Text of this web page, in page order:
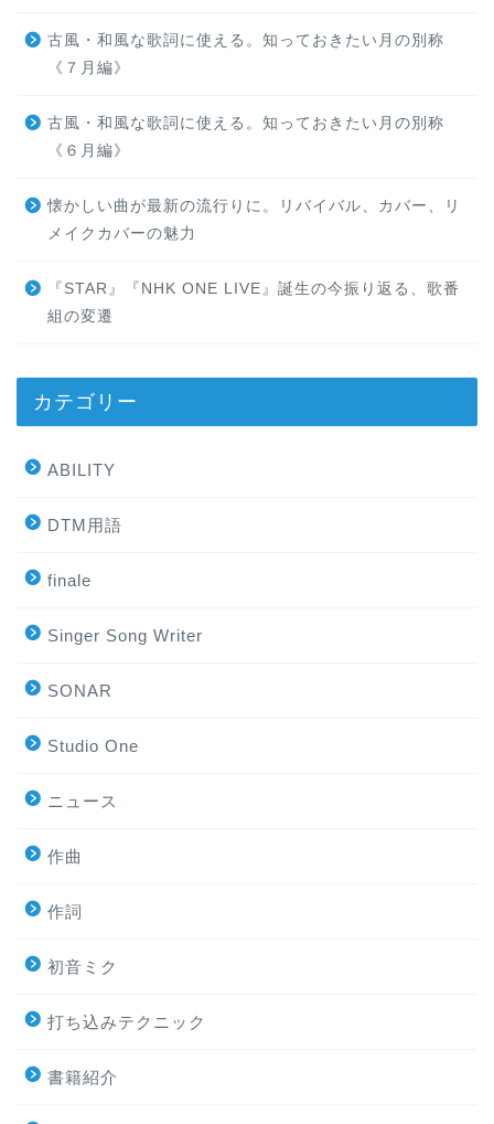
古風・和風な歌詞に使える。知っておきたい月の別称
《７月編》
古風・和風な歌詞に使える。知っておきたい月の別称
《６月編》
懐かしい曲が最新の流行りに。リバイバル、カバー、リ
メイクカバーの魅力
『STAR』『NHK ONE LIVE』誕生の今振り返る、歌番
組の変遷
カテゴリー
ABILITY
DTM用語
finale
Singer Song Writer
SONAR
Studio One
ニュース
作曲
作詞
初音ミク
打ち込みテクニック
書籍紹介